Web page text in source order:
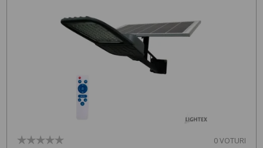
0 VOTURI